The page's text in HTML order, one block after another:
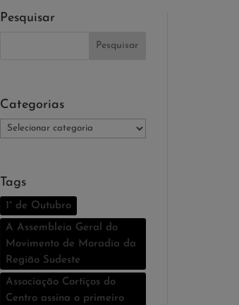
Pesquisar
Categorias
Categorias
Tags
1° de Outubro
A Assembleia Geral do
Movimento de Moradia da
Região Sudeste
Associação Cortiços do
Centro assina o primeiro